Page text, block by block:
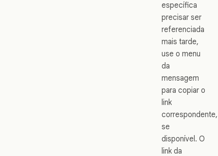
específica
precisar ser
referenciada
mais tarde,
use o menu
da
mensagem
para copiar o
link
correspondente,
se
disponível. O
link da